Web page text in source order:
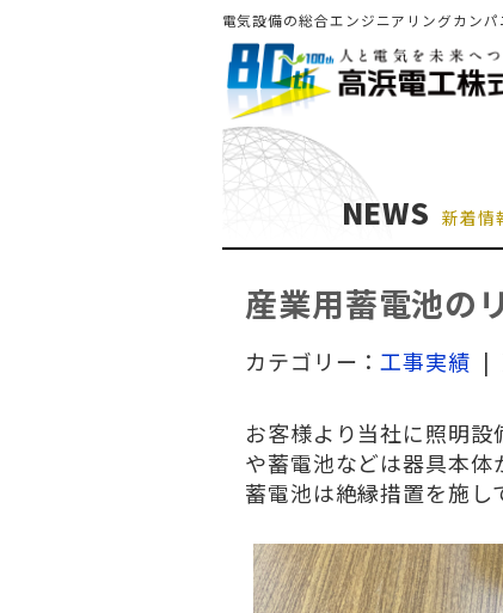
電気設備の総合エンジニアリングカン
NEWS 新着情
産業用蓄電池の
カテゴリー：工事実績 |
お客様より当社に照明
や蓄電池などは器具本
蓄電池は絶縁措置を施し